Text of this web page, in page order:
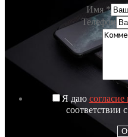
Имя*
Телефон
Я даю
соответствии с